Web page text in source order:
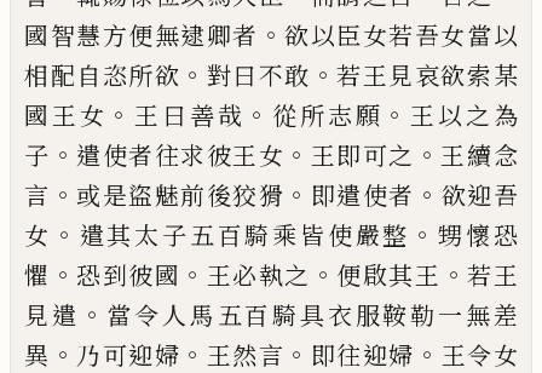
國智慧方便無逮卿者 。欲以臣女若吾女當以
相配 自恣所欲 。 對曰不敢 。若王見哀欲索某
國王 女 。 王曰善哉 。 從所志願 。 王以之為
子 。 遣使者往求彼王女 。 王即可之 。 王續念
言 。 或是盜魅前後狡猾 。 即遣使者 。 欲迎吾
女 。 遣其太子五百騎乘皆使嚴整 。 甥懷恐
懼 。 恐到彼國 。 王必執之 。 便啟其王 。若王
見遣 。 當令人馬 五百騎具衣服鞍勒一無差
異 。 乃可迎婦 。 王然言 。 即往迎婦 。 王令女